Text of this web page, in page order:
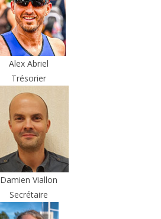
Alex Abriel
Trésorier
Damien Viallon
Secrétaire